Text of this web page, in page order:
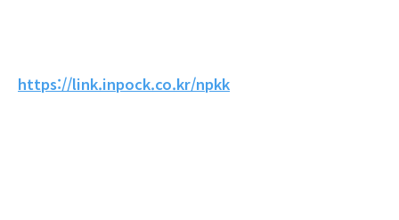
https://link.inpock.co.kr/npkk